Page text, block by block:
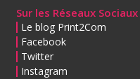
Sur les Réseaux Sociaux
Le blog Print2Com
Facebook
Twitter
Instagram